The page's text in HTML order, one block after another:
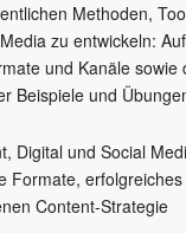
Methoden,
zu entwickeln:
und Kanäle
Beispiele und
Digital und Social
Formate,
Content-Strategie